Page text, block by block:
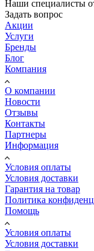
Наши специалисты
Задать вопрос
Акции
Услуги
Бренды
Блог
Компания
О компании
Новости
Отзывы
Контакты
Партнеры
Информация
Условия оплаты
Условия доставки
Гарантия на товар
Политика
Помощь
Условия оплаты
Условия доставки